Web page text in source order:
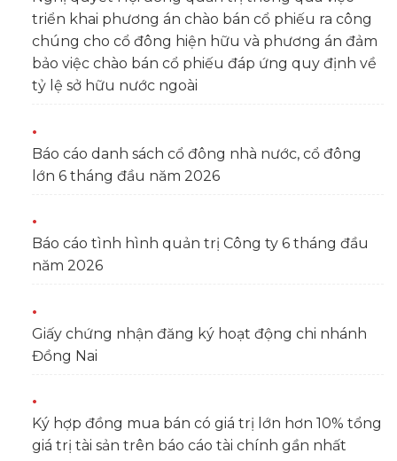
triển khai phương án chào bán cổ phiếu ra công
chúng cho cổ đông hiện hữu và phương án đảm
bảo việc chào bán cổ phiếu đáp ứng quy định về
tỷ lệ sở hữu nước ngoài
Báo cáo danh sách cổ đông nhà nước, cổ đông
lớn 6 tháng đầu năm 2026
Báo cáo tình hình quản trị Công ty 6 tháng đầu
năm 2026
Giấy chứng nhận đăng ký hoạt động chi nhánh
Đồng Nai
Ký hợp đồng mua bán có giá trị lớn hơn 10% tổng
giá trị tài sản trên báo cáo tài chính gần nhất